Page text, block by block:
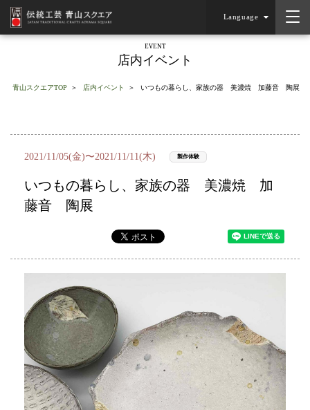
Language
EVENT
店内イベント
青山スクエアTOP 店内イベント いつもの暮らし、家族の器 美濃焼 加藤音 陶展
2021/11/05(金)〜2021/11/11(木) 製作体験
いつもの暮らし、家族の器 美濃焼 加
藤音 陶展